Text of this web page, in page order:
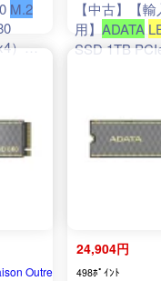
M.2
）
【中古】【
用】 ADATA
SSD 1TB
Outre
24,904円
498ﾎﾟｲﾝﾄ